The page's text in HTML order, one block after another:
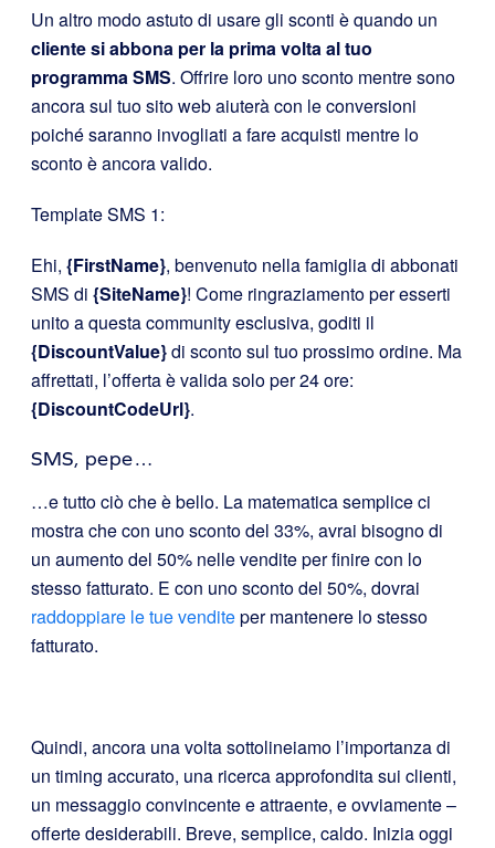
Un altro modo astuto di usare gli sconti è quando un
cliente si abbona per la prima volta al tuo
programma SMS. Offrire loro uno sconto mentre sono
ancora sul tuo sito web aiuterà con le conversioni
poiché saranno invogliati a fare acquisti mentre lo
sconto è ancora valido.
Template SMS 1:
Ehi, {FirstName}, benvenuto nella famiglia di abbonati
SMS di {SiteName}! Come ringraziamento per esserti
unito a questa community esclusiva, goditi il
{DiscountValue}di sconto sul tuo prossimo ordine. Ma
affrettati, l’offerta è valida solo per 24 ore:
{DiscountCodeUrl}.
SMS, pepe…
…e tutto ciò che è bello. La matematica semplice ci
mostra che con uno sconto del 33%, avrai bisogno di
un aumento del 50% nelle vendite per finire con lo
stesso fatturato. E con uno sconto del 50%, dovrai
raddoppiare le tue venditeper mantenere lo stesso
fatturato.
Quindi, ancora una volta sottolineiamo l’importanza di
un timing accurato, una ricerca approfondita sui clienti,
un messaggio convincente e attraente, e ovviamente –
offerte desiderabili. Breve, semplice, caldo. Inizia oggi